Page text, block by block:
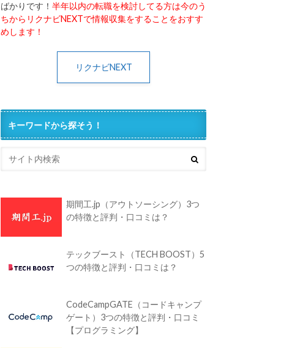
ばかりです！ 半年以内の転職を検討してる方は今のう
ちからリクナビNEXTで情報収集をすることをおすす
めします！
リクナビNEXT
キーワードから探そう！
期間工.jp（アウトソーシング）3つ
の特徴と評判・口コミは？
テックブースト（TECH BOOST）5
つの特徴と評判・口コミは？
CodeCampGATE（コードキャンプ
ゲート）3つの特徴と評判・口コミ
【プログラミング】